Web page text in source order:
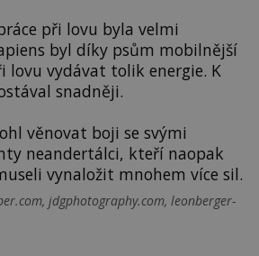
při lovu byla velmi
byl díky psům mobilnější
lovu vydávat tolik energie. K
snadněji.
věnovat boji se svými
neandertálci, kteří naopak
vynaložit mnohem více sil.
jdgphotography.com, leonberger-